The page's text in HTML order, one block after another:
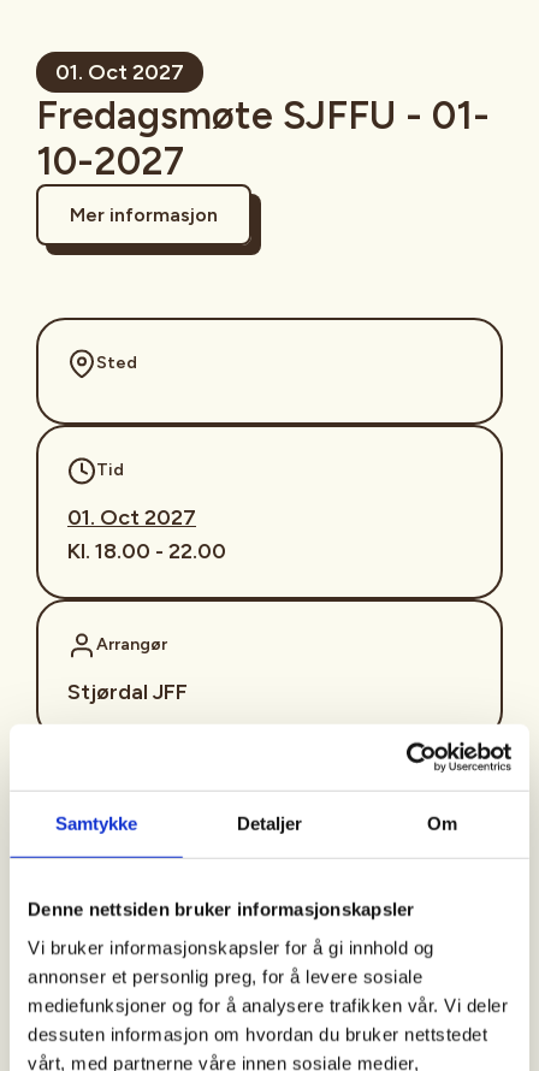
Samtykke Detaljer Om
Denne nettsiden bruker informasjonskapsler
Vi bruker informasjonskapsler for å gi innhold og
annonser et personlig preg, for å levere sosiale
mediefunksjoner og for å analysere trafikken vår. Vi deler
dessuten informasjon om hvordan du bruker nettstedet
vårt, med partnerne våre innen sosiale medier,
01. Oct 2027
Fredagsmøte SJFFU - 01-
10-2027
Mer informasjon
Sted
Tid
01. Oct 2027
Kl. 18.00 - 22.00
Arrangør
Stjørdal JFF
sjffung@outlook.com
Fast fredagsmøte i
Ungdomsutvalget SJFF
(SJFFU)